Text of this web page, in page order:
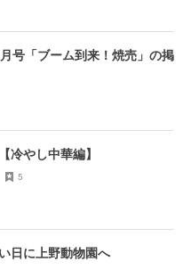
号「ブーム到来！焼売」の掲
冷やし中華編】
5
日に上野動物園へ